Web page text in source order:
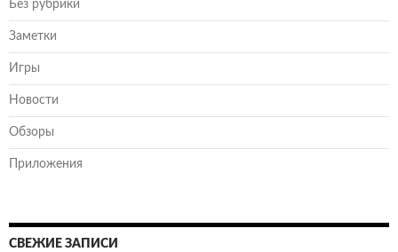
Без рубрики
Заметки
Игры
Новости
Обзоры
Приложения
СВЕЖИЕ ЗАПИСИ